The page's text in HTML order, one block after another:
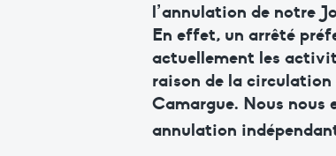
l’annulation de notre
En effet, un arrêté
actuellement les
raison de la
Camargue. Nous nous
annulation